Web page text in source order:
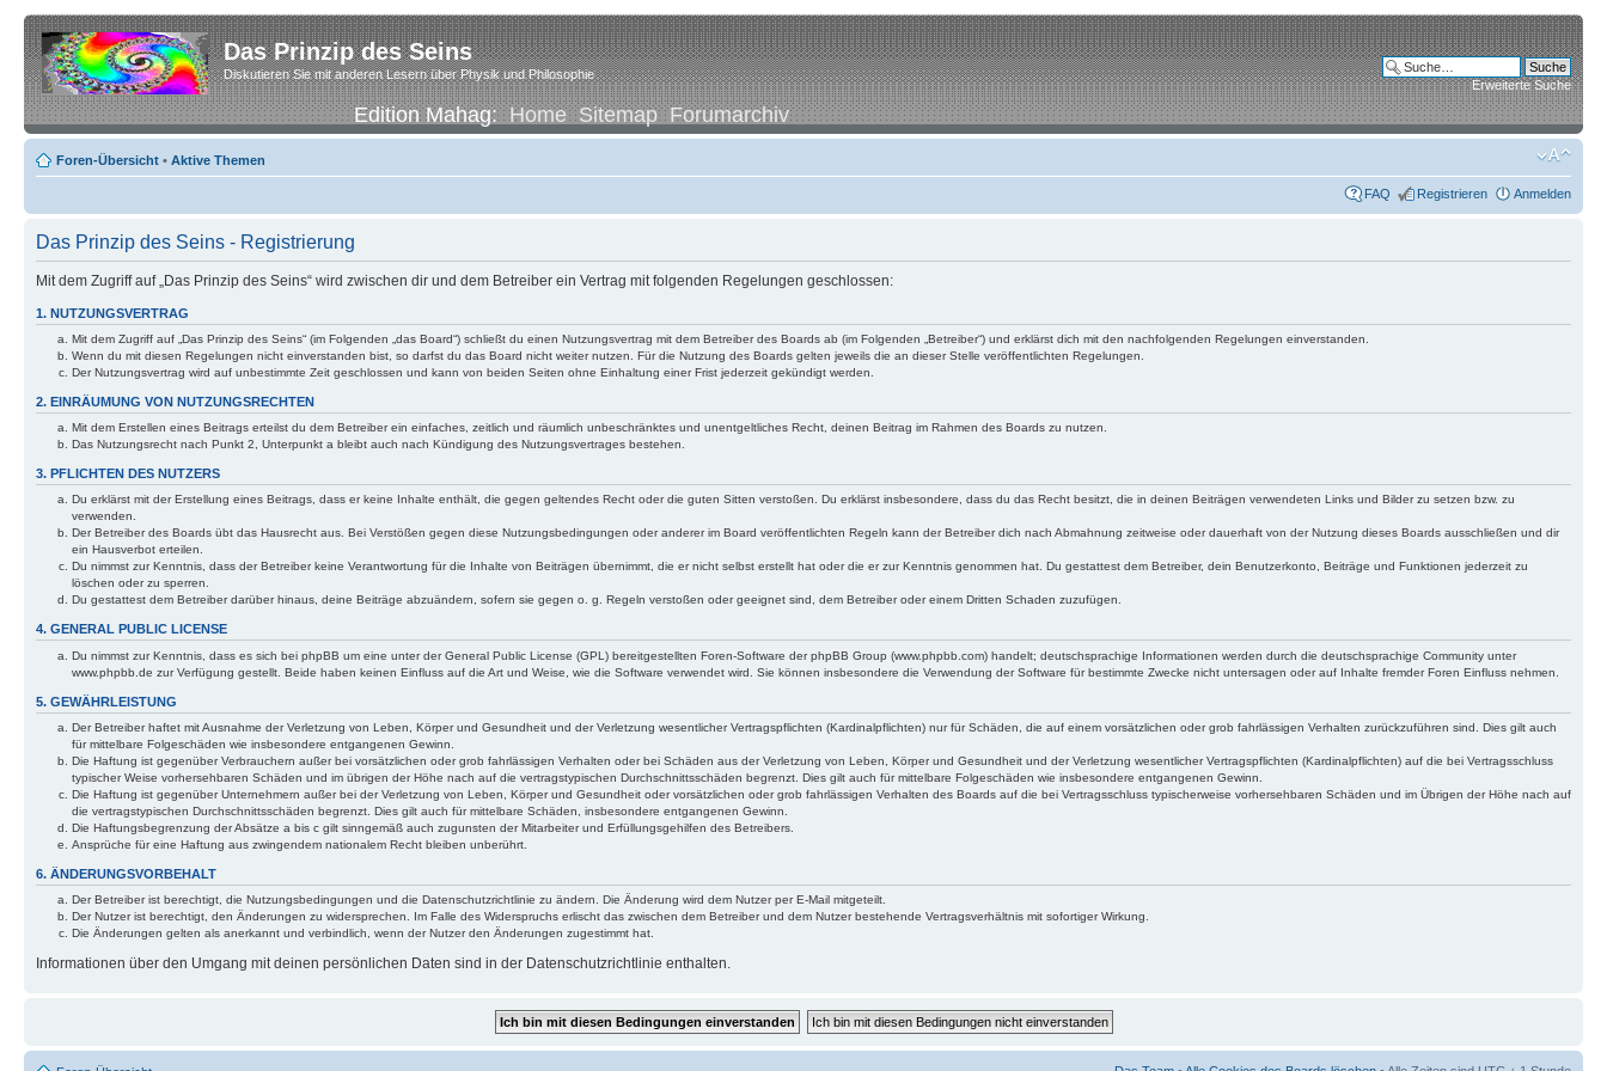
Das Prinzip des Seins
Diskutieren Sie mit anderen Lesern über Physik und Philosophie
Edition Mahag:Home Sitemap Forumarchiv
Erweiterte Suche
Foren-Übersicht • Aktive Themen
FAQ Registrieren Anmelden
Das Prinzip des Seins - Registrierung
Mit dem Zugriff auf „Das Prinzip des Seins“ wird zwischen dir und dem Betreiber ein Vertrag mit folgenden Regelungen geschlossen:
1. NUTZUNGSVERTRAG
Mit dem Zugriff auf „Das Prinzip des Seins“ (im Folgenden „das Board“) schließt du einen Nutzungsvertrag mit dem Betreiber des Boards ab (im Folgenden „Betreiber“) und erklärst dich mit den nachfolgenden Regelungen einverstanden.
Wenn du mit diesen Regelungen nicht einverstanden bist, so darfst du das Board nicht weiter nutzen. Für die Nutzung des Boards gelten jeweils die an dieser Stelle veröffentlichten Regelungen.
Der Nutzungsvertrag wird auf unbestimmte Zeit geschlossen und kann von beiden Seiten ohne Einhaltung einer Frist jederzeit gekündigt werden.
2. EINRÄUMUNG VON NUTZUNGSRECHTEN
Mit dem Erstellen eines Beitrags erteilst du dem Betreiber ein einfaches, zeitlich und räumlich unbeschränktes und unentgeltliches Recht, deinen Beitrag im Rahmen des Boards zu nutzen.
Das Nutzungsrecht nach Punkt 2, Unterpunkt a bleibt auch nach Kündigung des Nutzungsvertrages bestehen.
3. PFLICHTEN DES NUTZERS
Du erklärst mit der Erstellung eines Beitrags, dass er keine Inhalte enthält, die gegen geltendes Recht oder die guten Sitten verstoßen. Du erklärst insbesondere, dass du das Recht besitzt, die in deinen Beiträgen verwendeten Links und Bilder zu setzen bzw. zu
verwenden.
Der Betreiber des Boards übt das Hausrecht aus. Bei Verstößen gegen diese Nutzungsbedingungen oder anderer im Board veröffentlichten Regeln kann der Betreiber dich nach Abmahnung zeitweise oder dauerhaft von der Nutzung dieses Boards ausschließen und dir
ein Hausverbot erteilen.
Du nimmst zur Kenntnis, dass der Betreiber keine Verantwortung für die Inhalte von Beiträgen übernimmt, die er nicht selbst erstellt hat oder die er zur Kenntnis genommen hat. Du gestattest dem Betreiber, dein Benutzerkonto, Beiträge und Funktionen jederzeit zu
löschen oder zu sperren.
Du gestattest dem Betreiber darüber hinaus, deine Beiträge abzuändern, sofern sie gegen o. g. Regeln verstoßen oder geeignet sind, dem Betreiber oder einem Dritten Schaden zuzufügen.
4. GENERAL PUBLIC LICENSE
Du nimmst zur Kenntnis, dass es sich bei phpBB um eine unter der General Public License (GPL) bereitgestellten Foren-Software der phpBB Group (www.phpbb.com) handelt; deutschsprachige Informationen werden durch die deutschsprachige Community unter
www.phpbb.de zur Verfügung gestellt. Beide haben keinen Einfluss auf die Art und Weise, wie die Software verwendet wird. Sie können insbesondere die Verwendung der Software für bestimmte Zwecke nicht untersagen oder auf Inhalte fremder Foren Einfluss nehmen.
5. GEWÄHRLEISTUNG
Der Betreiber haftet mit Ausnahme der Verletzung von Leben, Körper und Gesundheit und der Verletzung wesentlicher Vertragspflichten (Kardinalpflichten) nur für Schäden, die auf einem vorsätzlichen oder grob fahrlässigen Verhalten zurückzuführen sind. Dies gilt auch
für mittelbare Folgeschäden wie insbesondere entgangenen Gewinn.
Die Haftung ist gegenüber Verbrauchern außer bei vorsätzlichen oder grob fahrlässigen Verhalten oder bei Schäden aus der Verletzung von Leben, Körper und Gesundheit und der Verletzung wesentlicher Vertragspflichten (Kardinalpflichten) auf die bei Vertragsschluss
typischer Weise vorhersehbaren Schäden und im übrigen der Höhe nach auf die vertragstypischen Durchschnittsschäden begrenzt. Dies gilt auch für mittelbare Folgeschäden wie insbesondere entgangenen Gewinn.
Die Haftung ist gegenüber Unternehmern außer bei der Verletzung von Leben, Körper und Gesundheit oder vorsätzlichen oder grob fahrlässigen Verhalten des Boards auf die bei Vertragsschluss typischerweise vorhersehbaren Schäden und im Übrigen der Höhe nach auf
die vertragstypischen Durchschnittsschäden begrenzt. Dies gilt auch für mittelbare Schäden, insbesondere entgangenen Gewinn.
Die Haftungsbegrenzung der Absätze a bis c gilt sinngemäß auch zugunsten der Mitarbeiter und Erfüllungsgehilfen des Betreibers.
Ansprüche für eine Haftung aus zwingendem nationalem Recht bleiben unberührt.
6. ÄNDERUNGSVORBEHALT
Der Betreiber ist berechtigt, die Nutzungsbedingungen und die Datenschutzrichtlinie zu ändern. Die Änderung wird dem Nutzer per E-Mail mitgeteilt.
Der Nutzer ist berechtigt, den Änderungen zu widersprechen. Im Falle des Widerspruchs erlischt das zwischen dem Betreiber und dem Nutzer bestehende Vertragsverhältnis mit sofortiger Wirkung.
Die Änderungen gelten als anerkannt und verbindlich, wenn der Nutzer den Änderungen zugestimmt hat.
Informationen über den Umgang mit deinen persönlichen Daten sind in der Datenschutzrichtlinie enthalten.